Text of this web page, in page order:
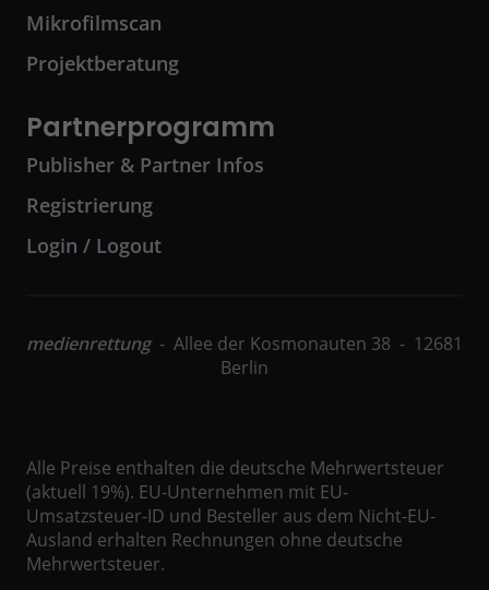
Mikrofilmscan
Projektberatung
Partnerprogramm
Publisher & Partner Infos
Registrierung
Login / Logout
medienrettung - Allee der Kosmonauten 38 - 12681
Berlin
Alle Preise enthalten die deutsche Mehrwertsteuer
(aktuell 19%). EU-Unternehmen mit EU-
Umsatzsteuer-ID und Besteller aus dem Nicht-EU-
Ausland erhalten Rechnungen ohne deutsche
Mehrwertsteuer.